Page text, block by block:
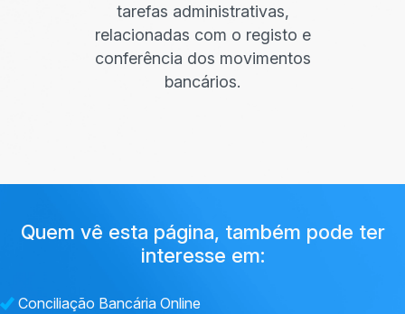
tarefas administrativas,
relacionadas com o registo e
conferência dos movimentos
bancários.
Quem vê esta página, também pode ter
interesse em:
Conciliação Bancária Online